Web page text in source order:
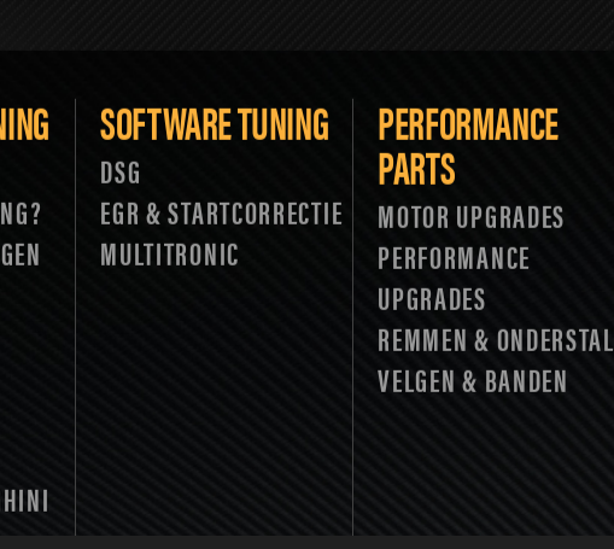
SOFTWARE TUNING
DSG
EGR & STARTCORRECTIE
MULTITRONIC
PERFORMANCE
PARTS
MOTOR UPGRADES
PERFORMANCE
UPGRADES
REMMEN & ONDERSTAL
VELGEN & BANDEN